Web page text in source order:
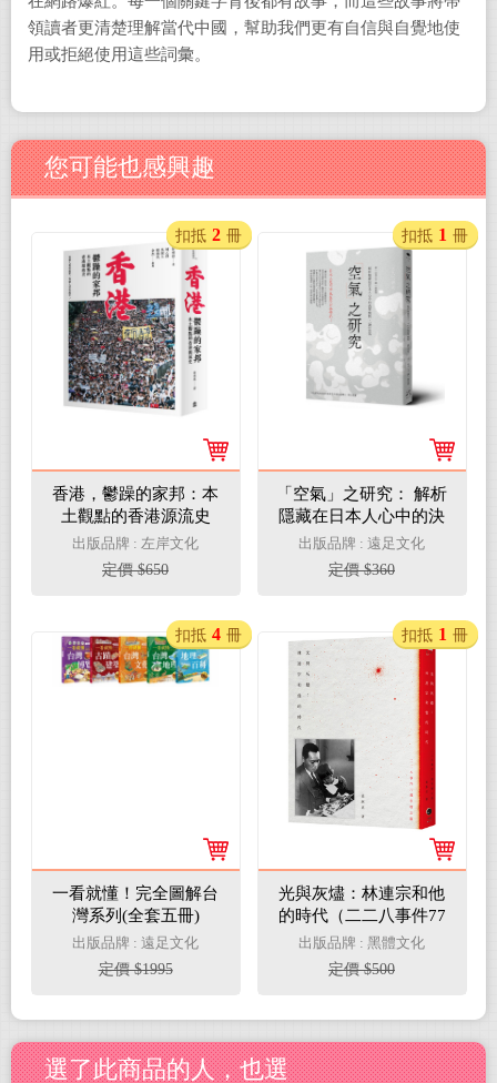
領讀者更清楚理解當代中國，幫助我們更有自信與自覺地使
用或拒絕使用這些詞彙。
您可能也感興趣
香港，鬱躁的家邦：本
土觀點的香港源流史
（增修版）
出版品牌 : 左岸文化
定價 $650
扣抵 2 冊
「空氣」之研究： 解析
隱藏在日本人心中的決
策機制：「讀」空氣
出版品牌 : 遠足文化
定價 $360
扣抵 1 冊
一看就懂！完全圖解台
灣系列(全套五冊)
出版品牌 : 遠足文化
定價 $1995
扣抵 4 冊
光與灰燼：林連宗和他
的時代（二二八事件77
週年增訂版）
出版品牌 : 黑體文化
定價 $500
扣抵 1 冊
選了此商品的人，也選